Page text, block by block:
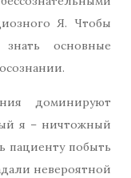
Я. Чтобы
основные
доминируют
я – ничтожный
пациенту побыть
невероятной